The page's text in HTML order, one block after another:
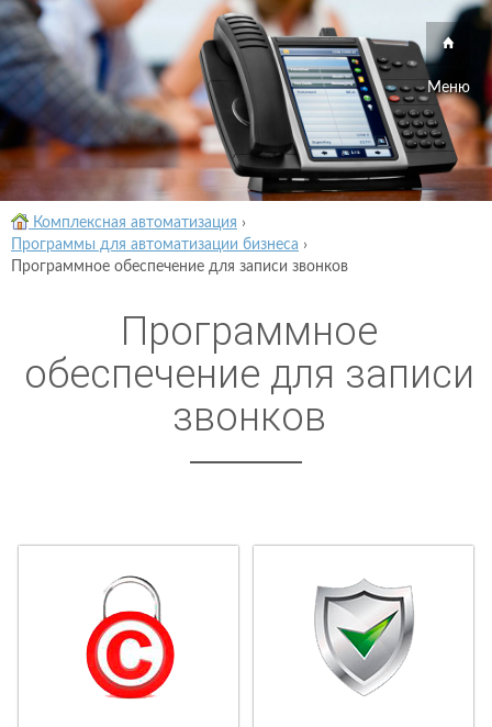
Меню
Комплексная автоматизация ›
Программы для автоматизации бизнеса ›
Программное обеспечение для записи звонков
Программное
обеспечение для записи
звонков